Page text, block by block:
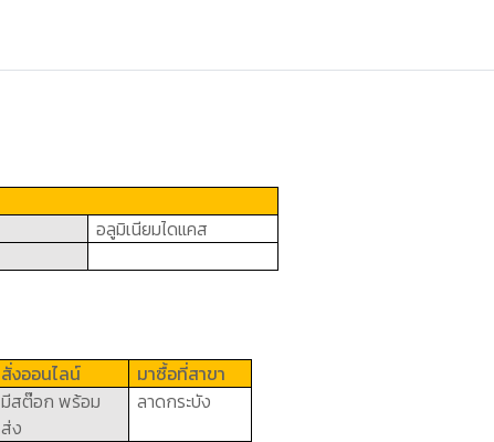
อลูมิเนียมไดแคส
สั่งออนไลน์
มาซื้อที่สาขา
มีสต๊อก พร้อม
ส่ง
ลาดกระบัง